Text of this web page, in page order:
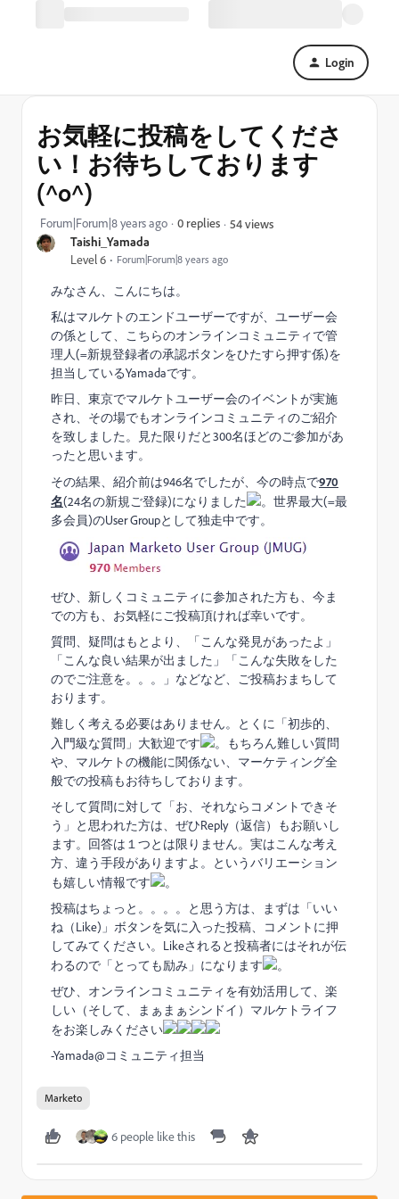
Login
Taishi_Yamada
Level 6 Forum|Forum|8 years ago
お気軽に投稿をしてくださ
い！お待ちしております
(^o^)
Forum|Forum|8 years ago 0 replies 54 views
みなさん、こんにちは。
私はマルケトのエンドユーザーですが、ユーザー会
の係として、こちらのオンラインコミュニティで管
理人(=新規登録者の承認ボタンをひたすら押す係)を
担当しているYamadaです。
昨日、東京でマルケトユーザー会のイベントが実施
され、その場でもオンラインコミュニティのご紹介
を致しました。見た限りだと300名ほどのご参加があ
ったと思います。
その結果、紹介前は946名でしたが、今の時点で970
名(24名の新規ご登録)になりました
。世界最大(=最
多会員)のUser Groupとして独走中です。
ぜひ、新しくコミュニティに参加された方も、今ま
での方も、お気軽にご投稿頂ければ幸いです。
質問、疑問はもとより、「こんな発見があったよ」
「こんな良い結果が出ました」「こんな失敗をした
のでご注意を。。。」などなど、ご投稿おまちして
おります。
難しく考える必要はありません。とくに「初歩的、
入門級な質問」大歓迎です
。もちろん難しい質問
や、マルケトの機能に関係ない、マーケティング全
般での投稿もお待ちしております。
そして質問に対して「お、それならコメントできそ
う」と思われた方は、ぜひReply（返信）もお願いし
ます。回答は１つとは限りません。実はこんな考え
方、違う手段がありますよ。というバリエーション
も嬉しい情報です
。
投稿はちょっと。。。。と思う方は、まずは「いい
ね（Like)」ボタンを気に入った投稿、コメントに押
してみてください。Likeされると投稿者にはそれが伝
わるので「とっても励み」になります
。
ぜひ、オンラインコミュニティを有効活用して、楽
しい（そして、まぁまぁシンドイ）マルケトライフ
をお楽しみください
-Yamada@コミュニティ担当
Marketo
6 people like this